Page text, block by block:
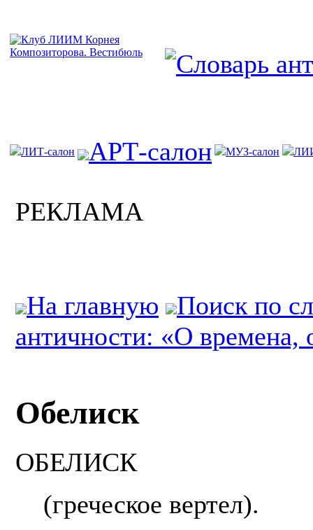
ЛИТ-салон АРТ-салон МУЗ-салон
РЕКЛАМА
На главную
Поиск по
античности: «О
Обелиск
ОБЕЛИСК
(греческое вертел).